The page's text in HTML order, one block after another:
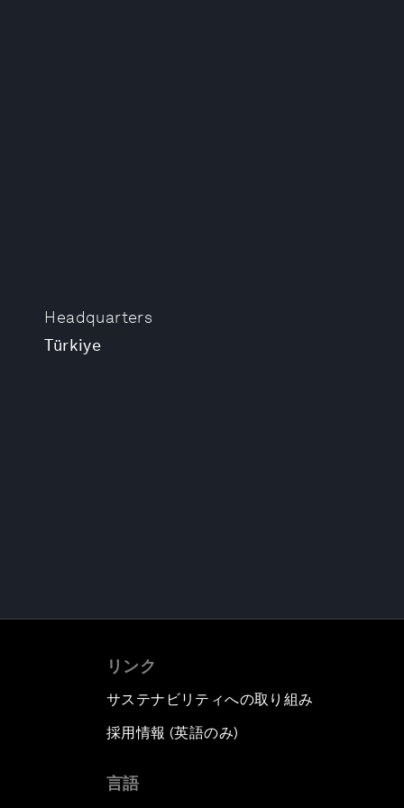
Headquarters
Türkiye
リンク
サステナビリティへの取り組み
採用情報 (英語のみ)
言語